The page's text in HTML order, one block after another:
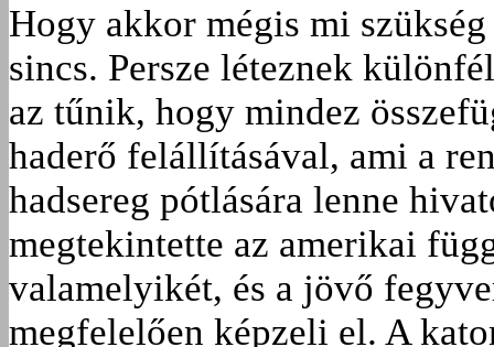
Hogy akkor mégis mi
sincs. Persze léteznek
az tűnik, hogy mindez
haderő felállításával, ami a
hadsereg pótlására lenne
megtekintette az amerikai
valamelyikét, és a jövő
megfelelően képzeli el. A